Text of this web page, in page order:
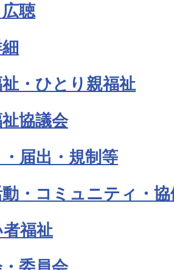
聴
・ひとり親福祉
協議会
届出・規制等
・コミュニティ・協
福祉